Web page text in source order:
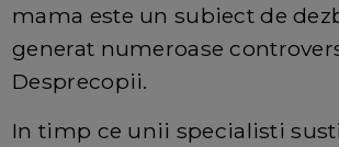
mama este un subiect de
generat numeroase
Desprecopii.
In timp ce unii specialisti